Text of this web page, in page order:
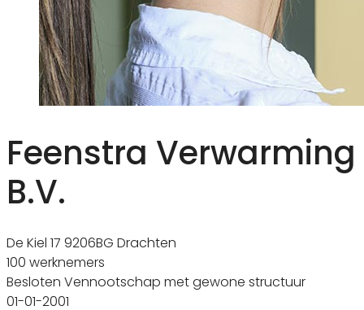
Feenstra Verwarming
B.V.
De Kiel 17 9206BG Drachten
100 werknemers
Besloten Vennootschap met gewone structuur
01-01-2001